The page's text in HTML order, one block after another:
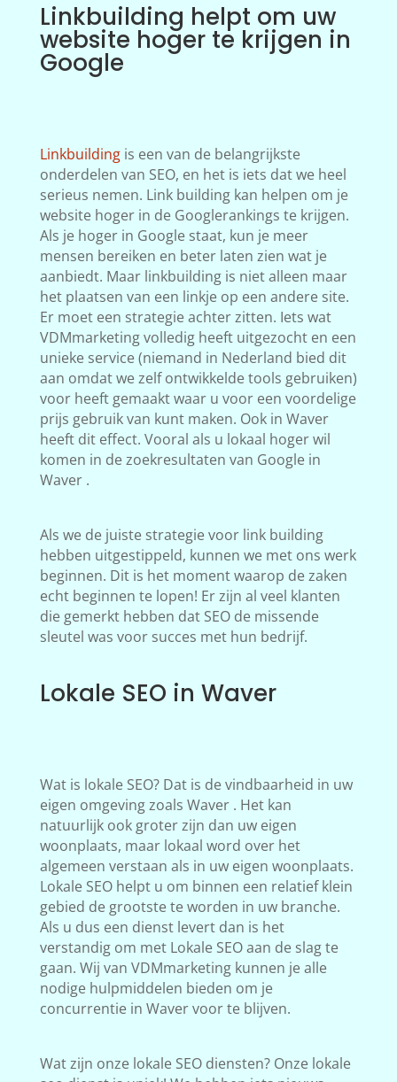
Linkbuilding helpt om uw
website hoger te krijgen in
Google
Linkbuildingis een van de belangrijkste
onderdelen van SEO, en het is iets dat we heel
serieus nemen. Link building kan helpen om je
website hoger in de Googlerankings te krijgen.
Als je hoger in Google staat, kun je meer
mensen bereiken en beter laten zien wat je
aanbiedt. Maar linkbuilding is niet alleen maar
het plaatsen van een linkje op een andere site.
Er moet een strategie achter zitten. Iets wat
VDMmarketing volledig heeft uitgezocht en een
unieke service (niemand in Nederland bied dit
aan omdat we zelf ontwikkelde tools gebruiken)
voor heeft gemaakt waar u voor een voordelige
prijs gebruik van kunt maken. Ook in Waver
heeft dit effect. Vooral als u lokaal hoger wil
komen in de zoekresultaten van Google in
Waver .
Als we de juiste strategie voor link building
hebben uitgestippeld, kunnen we met ons werk
beginnen. Dit is het moment waarop de zaken
echt beginnen te lopen! Er zijn al veel klanten
die gemerkt hebben dat SEO de missende
sleutel was voor succes met hun bedrijf.
Lokale SEO in Waver
Wat is lokale SEO? Dat is de vindbaarheid in uw
eigen omgeving zoals Waver . Het kan
natuurlijk ook groter zijn dan uw eigen
woonplaats, maar lokaal word over het
algemeen verstaan als in uw eigen woonplaats.
Lokale SEO helpt u om binnen een relatief klein
gebied de grootste te worden in uw branche.
Als u dus een dienst levert dan is het
verstandig om met Lokale SEO aan de slag te
gaan. Wij van VDMmarketing kunnen je alle
nodige hulpmiddelen bieden om je
concurrentie in Waver voor te blijven.
Wat zijn onze lokale SEO diensten? Onze lokale